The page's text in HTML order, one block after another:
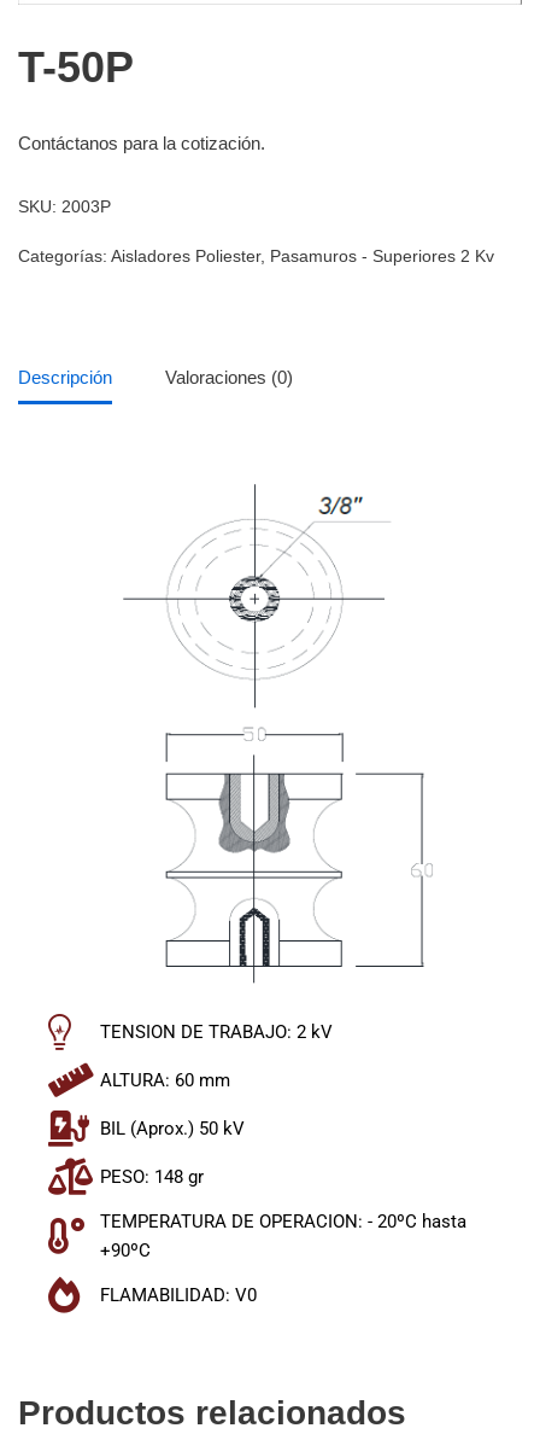
T-50P
Contáctanos para la cotización.
SKU: 2003P
Categorías: Aisladores Poliester, Pasamuros - Superiores 2 Kv
Descripción Valoraciones (0)
TENSION DE TRABAJO: 2 kV
ALTURA: 60 mm
BIL (Aprox.) 50 kV
PESO: 148 gr
TEMPERATURA DE OPERACION: - 20ºC hasta
+90ºC
FLAMABILIDAD: V0
Productos relacionados